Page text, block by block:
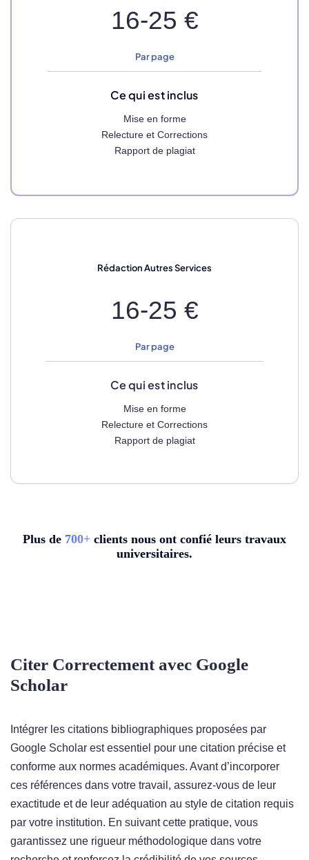
16-25 €
Par page
Ce qui est inclus
Mise en forme
Relecture et Corrections
Rapport de plagiat
RédactionAutres Services
16-25 €
Par page
Ce qui est inclus
Mise en forme
Relecture et Corrections
Rapport de plagiat
Plus de 700+ clients nous ont confié leurs travaux
universitaires.
Citer Correctement avec Google
Scholar
Intégrer les citations bibliographiques proposées par
Google Scholar est essentiel pour une citation précise et
conforme aux normes académiques. Avant d’incorporer
ces références dans votre travail, assurez-vous de leur
exactitude et de leur adéquation au style de citation requis
par votre institution. En suivant cette pratique, vous
garantissez une rigueur méthodologique dans votre